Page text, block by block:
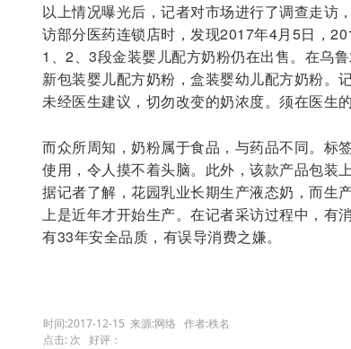
以上情况曝光后，记者对市场进行了调查走访
访部分医药连锁店时，发现2017年4月5日，
1、2、3段金装婴儿配方奶粉仍在出售。在乌
新包装婴儿配方奶粉，盒装婴幼儿配方奶粉。
未经医生建议，切勿改变的奶浓度。须在医生
而众所周知，奶粉属于食品，与药品不同。标
使用，令人摸不着头脑。此外，该款产品包装
据记者了解，花园乳业长期生产液态奶，而生
上是近年才开始生产。在记者采访过程中，有
有33年安全品质，有误导消费之嫌。
时间:2017-12-15 来源:网络 作者:秩名
点击: 次 好评：